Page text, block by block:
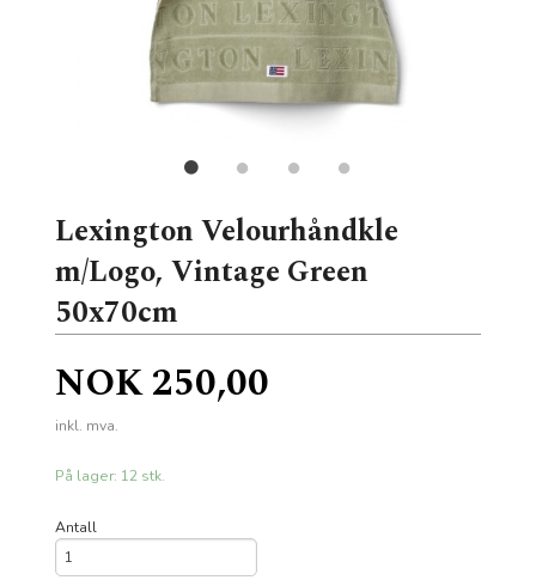
Lexington Velourhåndkle
m/Logo, Vintage Green
50x70cm
Pris
NOK250,00
inkl. mva.
På lager: 12 stk.
Antall